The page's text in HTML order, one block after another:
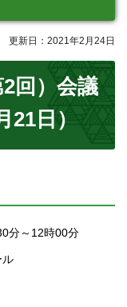
更新日：2021年2月24日
回）会議
日）
分～12時00分